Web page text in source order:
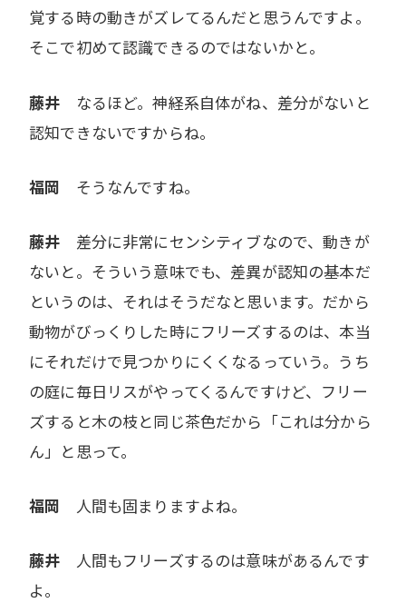
覚する時の動きがズレてるんだと思うんですよ。
そこで初めて認識できるのではないかと。
藤井 なるほど。神経系自体がね、差分がないと
認知できないですからね。
福岡 そうなんですね。
藤井 差分に非常にセンシティブなので、動きが
ないと。そういう意味でも、差異が認知の基本だ
というのは、それはそうだなと思います。だから
動物がびっくりした時にフリーズするのは、本当
にそれだけで見つかりにくくなるっていう。うち
の庭に毎日リスがやってくるんですけど、フリー
ズすると木の枝と同じ茶色だから「これは分から
ん」と思って。
福岡 人間も固まりますよね。
藤井 人間もフリーズするのは意味があるんです
よ。